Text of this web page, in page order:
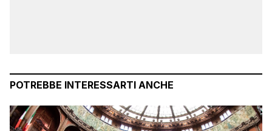
POTREBBE INTERESSARTI ANCHE